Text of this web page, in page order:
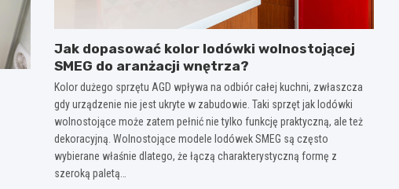
Jak dopasować kolor lodówki wolnostojącej
SMEG do aranżacji wnętrza?
Kolor dużego sprzętu AGD wpływa na odbiór całej kuchni, zwłaszcza
gdy urządzenie nie jest ukryte w zabudowie. Taki sprzęt jak lodówki
wolnostojące może zatem pełnić nie tylko funkcję praktyczną, ale też
dekoracyjną. Wolnostojące modele lodówek SMEG są często
wybierane właśnie dlatego, że łączą charakterystyczną formę z
szeroką paletą…